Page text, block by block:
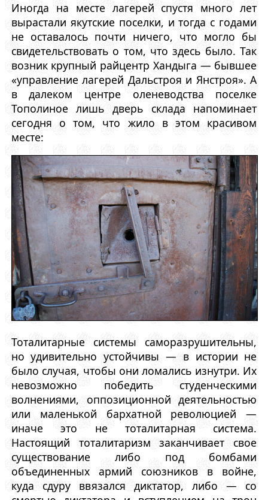
Иногда на месте лагерей спустя много лет
вырастали якутские поселки, и тогда с годами
не оставалось почти ничего, что могло бы
свидетельствовать о том, что здесь было. Так
возник крупный райцентр Хандыга — бывшее
«управление лагерей Дальстроя и Янстроя». А
в далеком центре оленеводства поселке
Тополиное лишь дверь склада напоминает
сегодня о том, что жило в этом красивом
месте:
Тоталитарные системы саморазрушительны,
но удивительно устойчивы — в истории не
было случая, чтобы они ломались изнутри. Их
невозможно победить студенческими
волнениями, оппозиционной деятельностью
или маленькой бархатной революцией —
иначе это не тоталитарная система.
Настоящий тоталитаризм заканчивает свое
существование либо под бомбами
объединенных армий союзников в войне,
куда сдуру ввязался диктатор, либо — со